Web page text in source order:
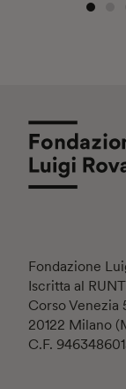
Fondazione
Iscritta al
Corso Venezia
20122 Milano
C.F.